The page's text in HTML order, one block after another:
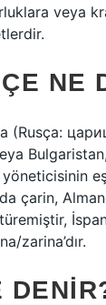
veya
NE
(Rusça:
yöneticisinin
çarin,
zarina’dır.